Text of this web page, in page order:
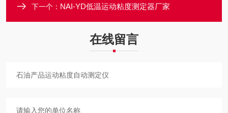
下一个： NAI-YD低温运动粘度测定器厂家
在线留言